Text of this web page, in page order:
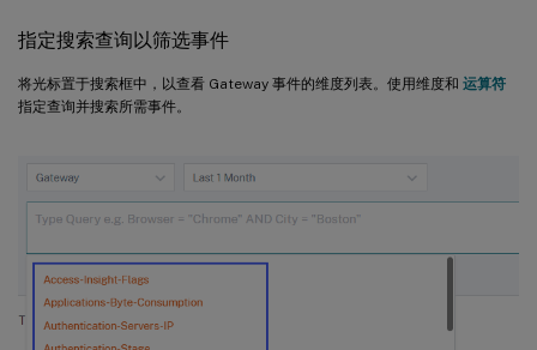
指定搜索查询以筛选事件
将光标置于搜索框中，以查看 Gateway 事件的维度列表。使用维度和 运算符
指定查询并搜索所需事件。